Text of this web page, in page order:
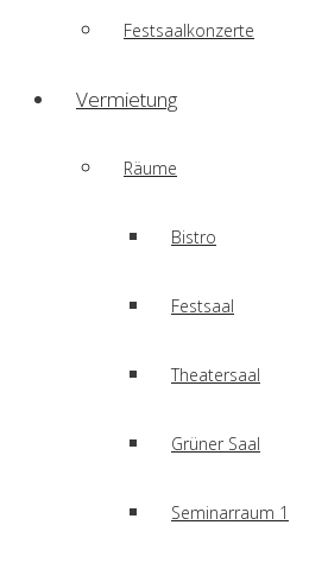
Festsaalkonzerte
Vermietung
Räume
Bistro
Festsaal
Theatersaal
Grüner Saal
Seminarraum 1